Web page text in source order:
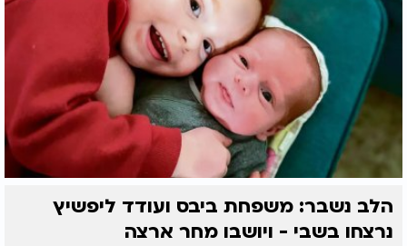
הלב נשבר: משפחת ביבס ועודד ליפשיץ
נרצחו בשבי - ויושבו מחר ארצה